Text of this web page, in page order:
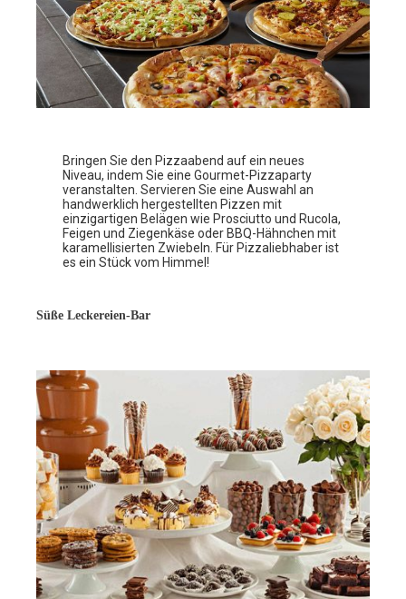
Bringen Sie den Pizzaabend auf ein neues
Niveau, indem Sie eine Gourmet-Pizzaparty
veranstalten. Servieren Sie eine Auswahl an
handwerklich hergestellten Pizzen mit
einzigartigen Belägen wie Prosciutto und Rucola,
Feigen und Ziegenkäse oder BBQ-Hähnchen mit
karamellisierten Zwiebeln. Für Pizzaliebhaber ist
es ein Stück vom Himmel!
Süße Leckereien-Bar